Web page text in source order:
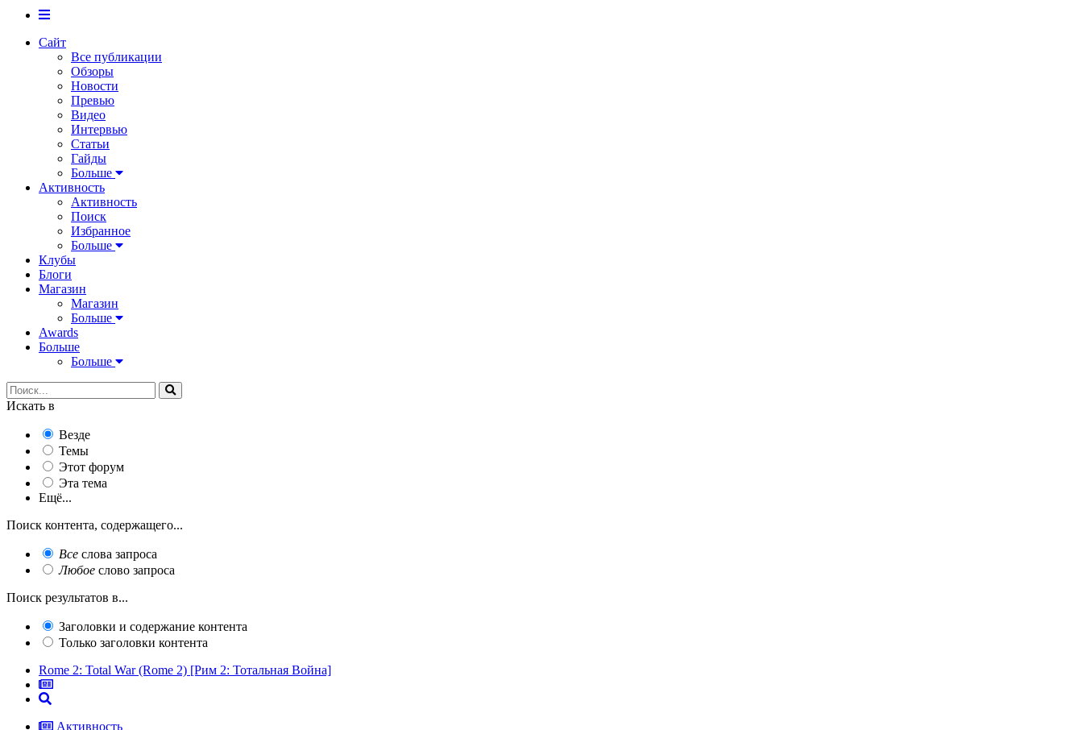
Сайт
Все публикации
Обзоры
Новости
Превью
Видео
Интервью
Статьи
Гайды
Больше
Активность
Активность
Поиск
Избранное
Больше
Клубы
Блоги
Магазин
Магазин
Больше
Awards
Больше
Больше
Искать в
Везде
Темы
Этот форум
Эта тема
Ещё...
Поиск контента, содержащего...
Все слова запроса
Любое слово запроса
Поиск результатов в...
Заголовки и содержание контента
Только заголовки контента
Rome 2: Total War (Rome 2) [Рим 2: Тотальная Война]
Активность